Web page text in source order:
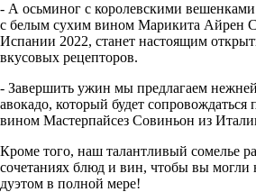
- А осьминог с королевскими
с белым сухим вином Марикита Айрен
Испании 2022, станет настоящим
вкусовых рецепторов.
- Завершить ужин мы предлагаем
авокадо, который будет
вином Мастерпайсез Совиньон из
Кроме того, наш талантливый сомелье
сочетаниях блюд и вин, чтобы вы могли
дуэтом в полной мере!